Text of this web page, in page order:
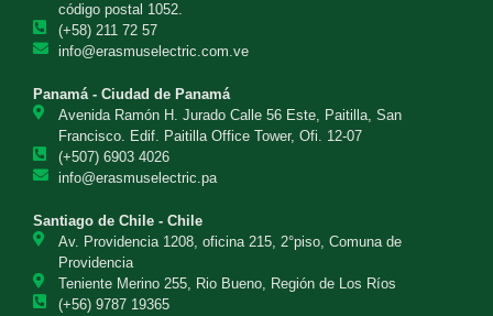
código postal 1052.
(+58) 211 72 57
info@erasmuselectric.com.ve
Panamá - Ciudad de Panamá
Avenida Ramón H. Jurado Calle 56 Este, Paitilla, San
Francisco. Edif. Paitilla Office Tower, Ofi. 12-07
(+507) 6903 4026
info@erasmuselectric.pa
Santiago de Chile - Chile
Av. Providencia 1208, oficina 215, 2°piso, Comuna de
Providencia
Teniente Merino 255, Rio Bueno, Región de Los Ríos
(+56) 9787 19365